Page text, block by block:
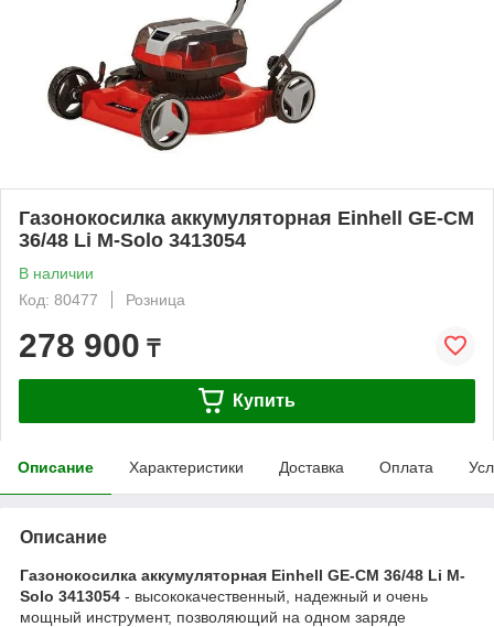
Газонокосилка аккумуляторная Einhell GE-CM
36/48 Li M-Solo 3413054
В наличии
Код: 80477
Розница
278 900 ₸
Купить
Описание Характеристики Доставка Оплата
Описание
Газонокосилка аккумуляторная Einhell GE-CM 36/48 Li M-
Solo 3413054 - высококачественный, надежный и очень
мощный инструмент, позволяющий на одном заряде